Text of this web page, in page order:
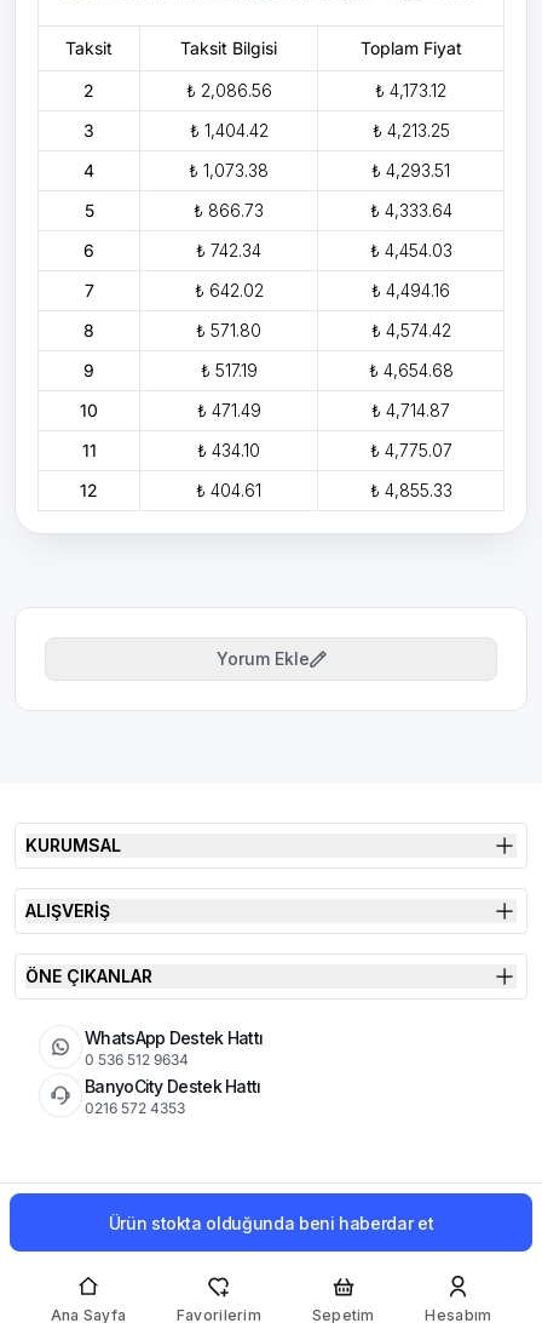
Ana Sayfa Favorilerim Sepetim Hesabım
Ürün stokta olduğunda beni haberdar et
Taksit Taksit Bilgisi Toplam Fiyat
2 ₺ 2,086.56
₺ 4,173.12
3
₺ 1,404.42
₺ 4,213.25
4
₺ 1,073.38
₺ 4,293.51
5
₺ 866.73
₺ 4,333.64
6
₺ 742.34
₺ 4,454.03
7
₺ 642.02
₺ 4,494.16
8
₺ 571.80
₺ 4,574.42
9
₺ 517.19
₺ 4,654.68
10
₺ 471.49
₺ 4,714.87
11
₺ 434.10
₺ 4,775.07
12
₺ 404.61 ₺ 4,855.33
Yorum Ekle
KURUMSAL
ALIŞVERİŞ
ÖNE ÇIKANLAR
WhatsApp Destek Hattı
0 536 512 9634
BanyoCity Destek Hattı
0216 572 4353
© 2026 Şimşek Banyo & Seramik | Tüm Hakları Saklıdır